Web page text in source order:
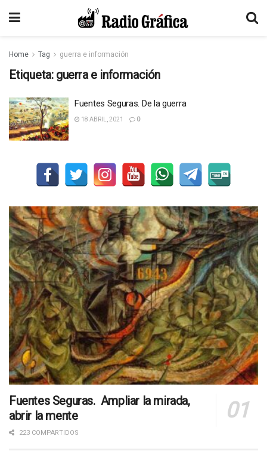
Home Tag guerra e información
Etiqueta: guerra e información
Fuentes Seguras. De la guerra
18 ABRIL, 2021 0
Fuentes Seguras. Ampliar la mirada,
abrir la mente
223 COMPARTIDOS